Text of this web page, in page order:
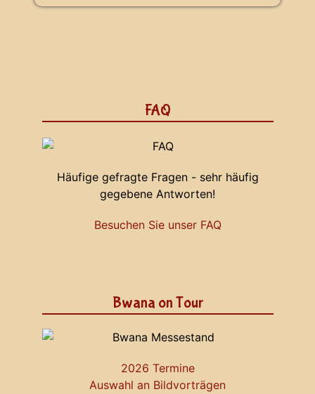
FAQ
Häufige gefragte Fragen - sehr häufig
gegebene Antworten!
Besuchen Sie unser FAQ
Bwana on Tour
2026 Termine
Auswahl an Bildvorträgen